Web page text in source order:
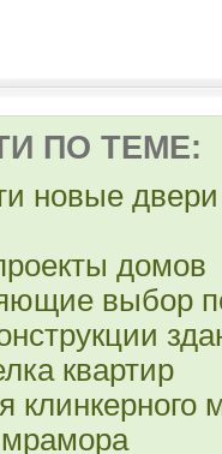
ПО ТЕМЕ:
новые
домов
выбор
квартир
мрамора